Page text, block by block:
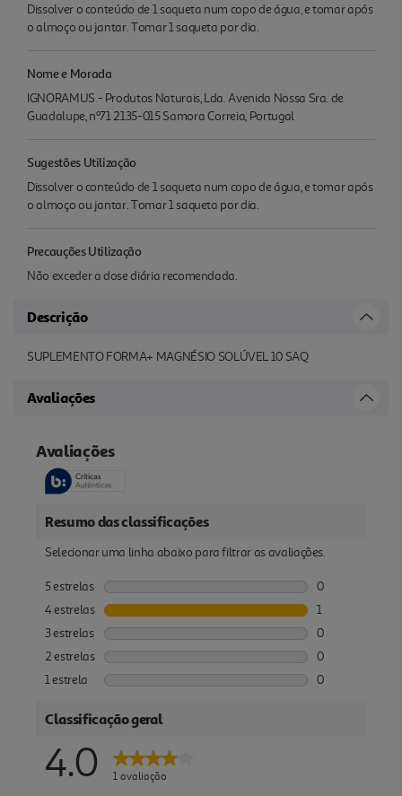
Dissolver o conteúdo de 1 saqueta num copo de água, e tomar após
o almoço ou jantar. Tomar 1 saqueta por dia.
Nome e Morada
IGNORAMUS - Produtos Naturais, Lda. Avenida Nossa Sra. de
Guadalupe, nº71 2135-015 Samora Correia, Portugal
Sugestões Utilização
Dissolver o conteúdo de 1 saqueta num copo de água, e tomar após
o almoço ou jantar. Tomar 1 saqueta por dia.
Precauções Utilização
Não exceder a dose diária recomendada.
Descrição
SUPLEMENTO FORMA+ MAGNÉSIO SOLÚVEL 10 SAQ
Avaliações